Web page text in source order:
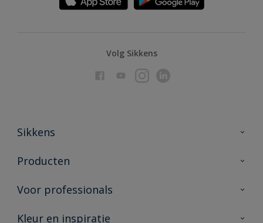
Volg Sikkens
Sikkens
Over Sikkens
Duurzaamheid
Producten
Producten voor binnen
Vind je verkooppunt
Voor professionals
Advies & service
Kleur en inspiratie